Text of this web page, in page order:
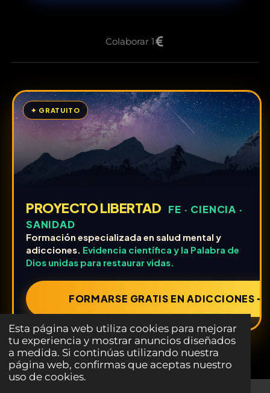
Esta página web utiliza cookies para mejorar
tu experiencia y mostrar anuncios diseñados
a medida. Si continúas utilizando nuestra
página web, confirmas que aceptas nuestro
uso de cookies.
Colaborar 1
✦ GRATUITO
PROYECTO LIBERTAD
FE · CIENCIA ·
SANIDAD
Formación especializada en salud mental y
adicciones. Evidencia científica y la Palabra de
Dios unidas para restaurar vidas.
FORMARSE GRATIS EN ADICCIONES ➔